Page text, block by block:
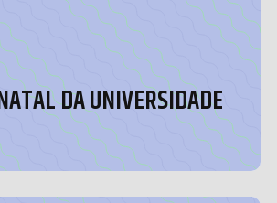
DA UNIVERSIDADE